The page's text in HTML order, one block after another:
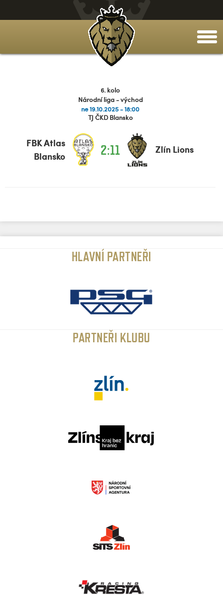
6. kolo
Národní liga - východ
ne 19.10.2025 - 18:00
TJ ČKD Blansko
FBK Atlas
Blansko
2:11 Zlín Lions
HLAVNÍ PARTNEŘI
PARTNEŘI KLUBU